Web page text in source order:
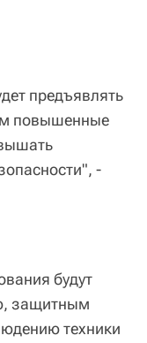
предъявлять
повышенные
-
будут
защитным
техники